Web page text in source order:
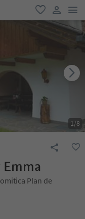
favoriti
user link
1/8
Plan de